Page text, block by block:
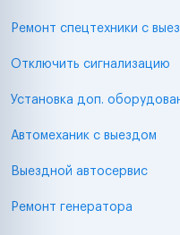
Ремонт спецтехники с
Отключить сигнализацию
Установка доп.
Автомеханик с выездом
Выездной автосервис
Ремонт генератора